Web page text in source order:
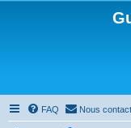
FAQ Nous